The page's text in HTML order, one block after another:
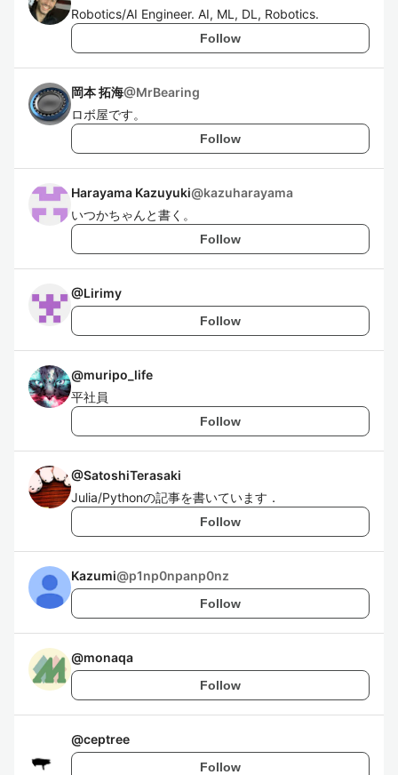
Robotics/AI Engineer. AI, ML, DL, Robotics.
Follow
岡本 拓海@MrBearing
ロボ屋です。
Follow
Harayama Kazuyuki@kazuharayama
いつかちゃんと書く。
Follow
@Lirimy
Follow
@muripo_life
平社員
Follow
@SatoshiTerasaki
Julia/Pythonの記事を書いています．
Follow
Kazumi@p1np0npanp0nz
Follow
@monaqa
Follow
@ceptree
Follow